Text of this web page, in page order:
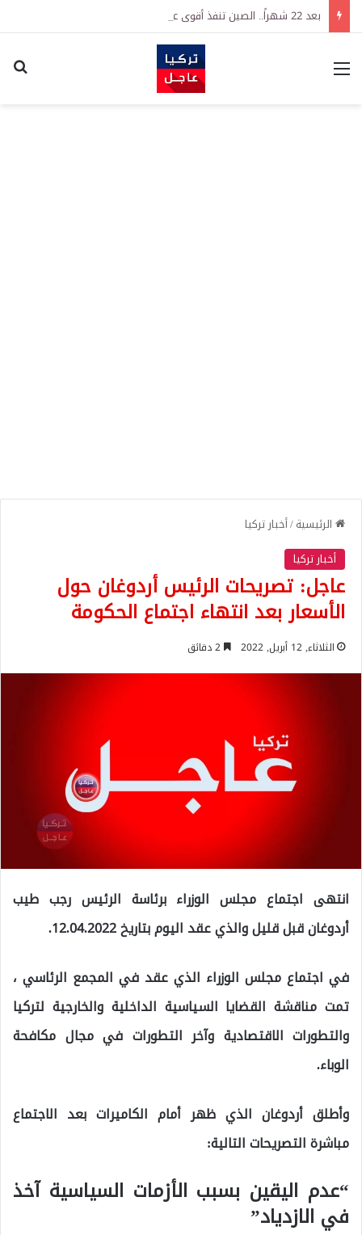
القائمة
الرئيسية/أخبار تركيا
أخبار تركيا
عاجل: تصريحات الرئيس أردوغان حول
الأسعار بعد انتهاء اجتماع الحكومة
الثلاثاء, 12 أبريل, 2022
انتهى اجتماع مجلس الوزراء برئاسة الرئيس رجب طيب
أردوغان قبل قليل والذي عقد اليوم بتاريخ 12.04.2022.
في اجتماع مجلس الوزراء الذي عقد في المجمع الرئاسي ،
تمت مناقشة القضايا السياسية الداخلية والخارجية لتركيا
والتطورات الاقتصادية وآخر التطورات في مجال مكافحة
الوباء.
وأطلق أردوغان الذي ظهر أمام الكاميرات بعد الاجتماع
مباشرة التصريحات التالية:
“عدم اليقين بسبب الأزمات السياسية آخذ
في الازدياد”